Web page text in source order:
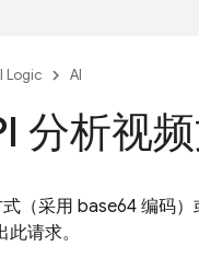
Logic AI
分析视
（采用 base64 编码
请求。